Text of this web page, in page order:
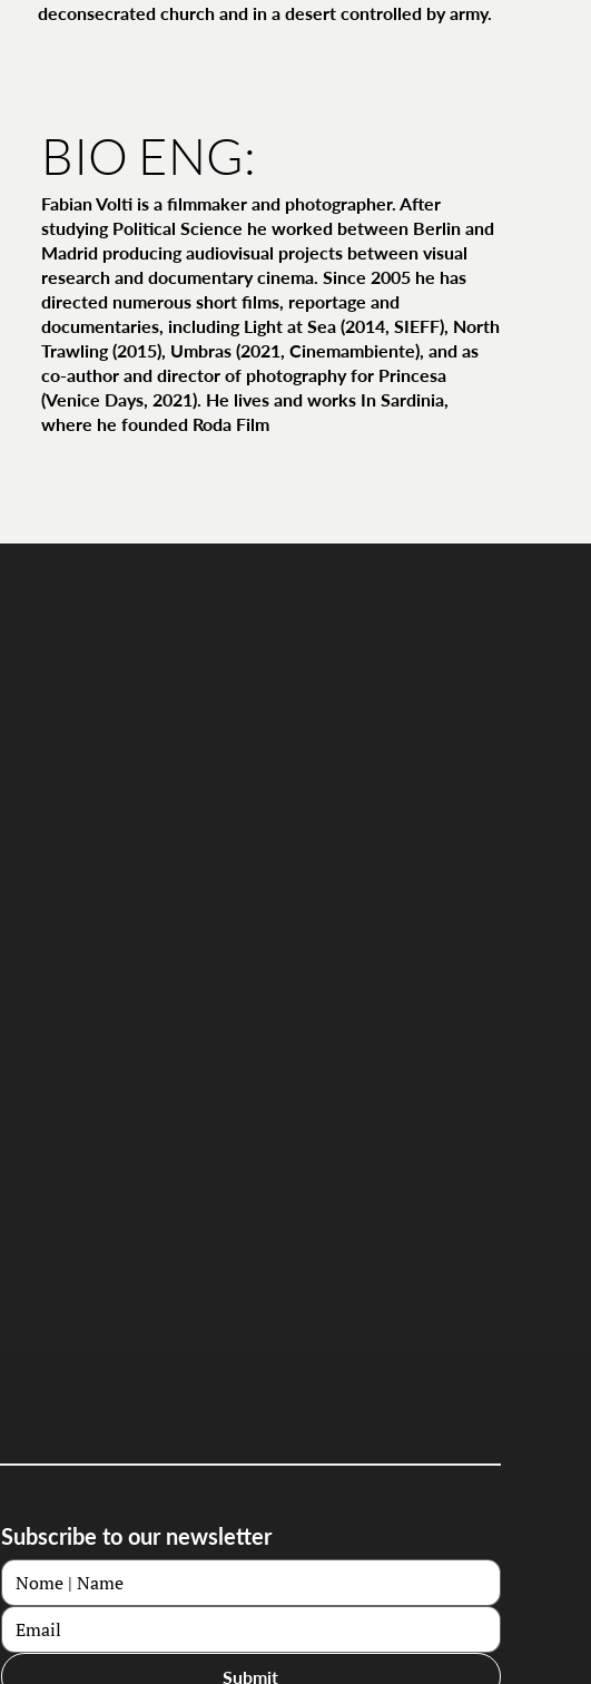
deconsecrated church and in a desert controlled by army.
BIO ENG:
Fabian Volti is a filmmaker and photographer. After
studying Political Science he worked between Berlin and
Madrid producing audiovisual projects between visual
research and documentary cinema. Since 2005 he has
directed numerous short films, reportage and
documentaries, including Light at Sea (2014, SIEFF), North
Trawling (2015), Umbras (2021, Cinemambiente), and as
co-author and director of photography for Princesa
(Venice Days, 2021). He lives and works In Sardinia,
where he founded Roda Film
Subscribe to our newsletter
Submit